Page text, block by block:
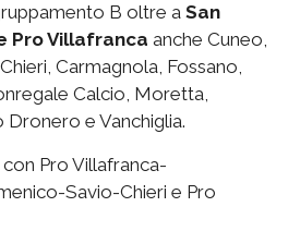
B oltre a San
Pro Villafranca anche Cuneo,
Carmagnola, Fossano,
Calcio, Moretta,
Dronero e Vanchiglia.
Pro Villafranca-
Savio-Chieri e Pro